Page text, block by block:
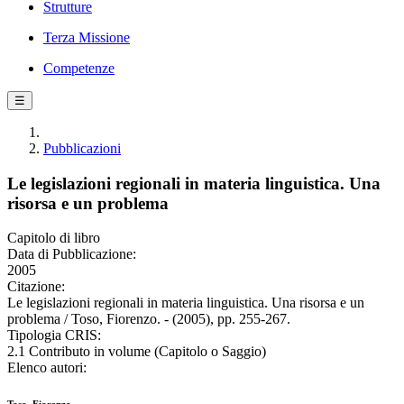
Strutture
Terza Missione
Competenze
☰
Pubblicazioni
Le legislazioni regionali in materia linguistica. Una
risorsa e un problema
Capitolo di libro
Data di Pubblicazione:
2005
Citazione:
Le legislazioni regionali in materia linguistica. Una risorsa e un
problema / Toso, Fiorenzo. - (2005), pp. 255-267.
Tipologia CRIS:
2.1 Contributo in volume (Capitolo o Saggio)
Elenco autori: